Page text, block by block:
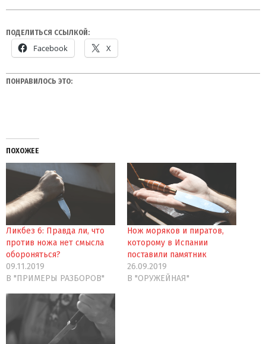
ПОДЕЛИТЬСЯ ССЫЛКОЙ:
Facebook X
ПОНРАВИЛОСЬ ЭТО:
ПОХОЖЕЕ
Ликбез 6: Правда ли, что
против ножа нет смысла
обороняться?
09.11.2019
В "ПРИМЕРЫ РАЗБОРОВ"
Нож моряков и пиратов,
которому в Испании
поставили памятник
26.09.2019
В "ОРУЖЕЙНАЯ"